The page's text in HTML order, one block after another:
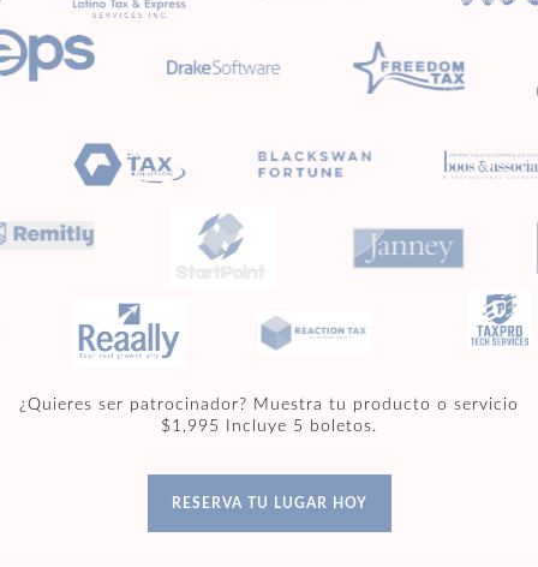
¿Quieres ser patrocinador? Muestra tu producto o servicio
$1,995 Incluye 5 boletos.
RESERVA TU LUGAR HOY